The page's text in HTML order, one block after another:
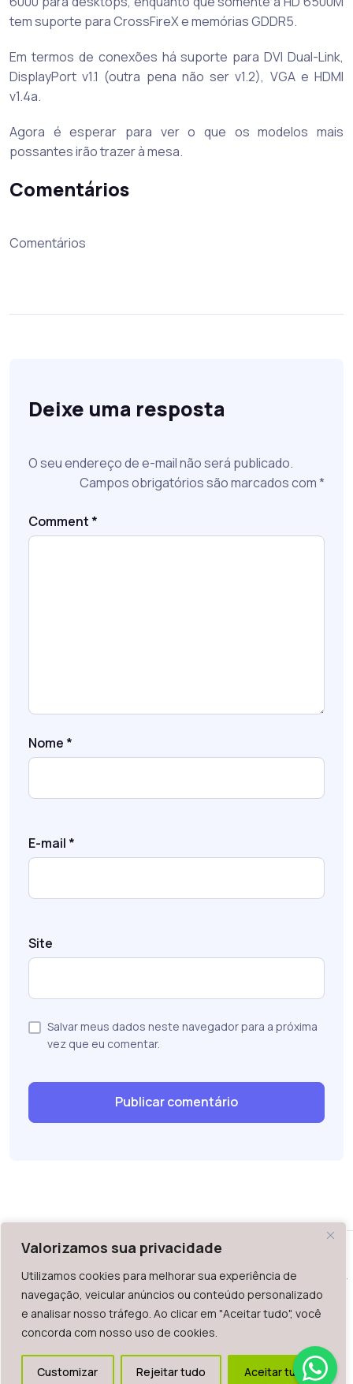
Valorizamos sua privacidade
Utilizamos cookies para melhorar sua experiência de
navegação, veicular anúncios ou conteúdo personalizado
e analisar nosso tráfego. Ao clicar em "Aceitar tudo", você
concorda com nosso uso de cookies.
Customizar Rejeitar tudo Aceitar tudo
tem suporte para CrossFireX e memórias GDDR5.
Em termos de conexões há suporte para DVI Dual-Link,
DisplayPort v1.1 (outra pena não ser v1.2), VGA e HDMI
v1.4a.
Agora é esperar para ver o que os modelos mais
possantes irão trazer à mesa.
Comentários
Comentários
Deixe uma resposta
O seu endereço de e-mail não será publicado.
Campos obrigatórios são marcados com*
Comment *
Nome *
E-mail *
Site
Salvar meus dados neste navegador para a próxima
vez que eu comentar.
WAZ - Av. do Contorno 2939, lojas 1 a 7, Belo Horizonte, MG -
Brasil. CEP: 30.110-013
Telefone: +55 (31) 2126-6666 | CNPJ: 06.036.939/0001-92
2023.
Todos os direitos reservados. É vetada a reprodução, total
ou parcial deste website.